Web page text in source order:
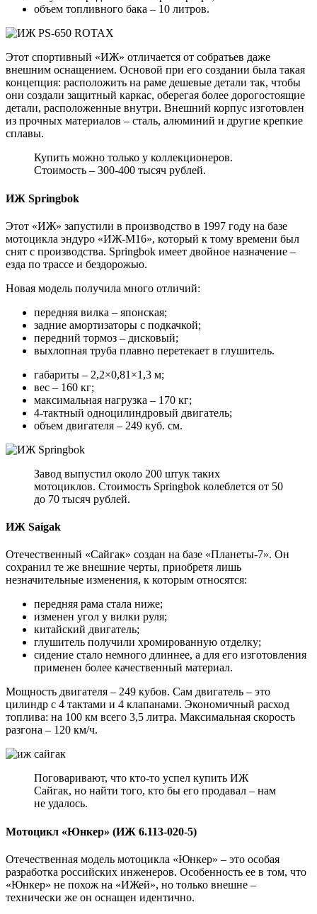
объем топливного бака – 10 литров.
Этот спортивный «ИЖ» отличается от собратьев даже
внешним оснащением. Основой при его создании была такая
концепция: расположить на раме дешевые детали так, чтобы
они создали защитный каркас, оберегая более дорогостоящие
детали, расположенные внутри. Внешний корпус изготовлен
из прочных материалов – сталь, алюминий и другие крепкие
сплавы.
Купить можно только у коллекционеров.
Стоимость – 300-400 тысяч рублей.
ИЖ Springbok
Этот «ИЖ» запустили в производство в 1997 году на базе
мотоцикла эндуро «ИЖ-М16», который к тому времени был
снят с производства. Springbok имеет двойное назначение –
езда по трассе и бездорожью.
Новая модель получила много отличий:
передняя вилка – японская;
задние амортизаторы с подкачкой;
передний тормоз – дисковый;
выхлопная труба плавно перетекает в глушитель.
габариты – 2,2×0,81×1,3 м;
вес – 160 кг;
максимальная нагрузка – 170 кг;
4-тактный одноцилиндровый двигатель;
объем двигателя – 249 куб. см.
Завод выпустил около 200 штук таких
мотоциклов. Стоимость Springbok колеблется от 50
до 70 тысяч рублей.
ИЖ Saigak
Отечественный «Сайгак» создан на базе «Планеты-7». Он
сохранил те же внешние черты, приобретя лишь
незначительные изменения, к которым относятся:
передняя рама стала ниже;
изменен угол у вилки руля;
китайский двигатель;
глушитель получили хромированную отделку;
сидение стало немного длиннее, а для его изготовления
применен более качественный материал.
Мощность двигателя – 249 кубов. Сам двигатель – это
цилиндр с 4 тактами и 4 клапанами. Экономичный расход
топлива: на 100 км всего 3,5 литра. Максимальная скорость
разгона – 120 км/ч.
Поговаривают, что кто-то успел купить ИЖ
Сайгак, но найти того, кто бы его продавал – нам
не удалось.
Мотоцикл «Юнкер» (ИЖ 6.113-020-5)
Отечественная модель мотоцикла «Юнкер» – это особая
разработка российских инженеров. Особенность ее в том, что
«Юнкер» не похож на «ИЖей», но только внешне –
технически же он оснащен идентично.